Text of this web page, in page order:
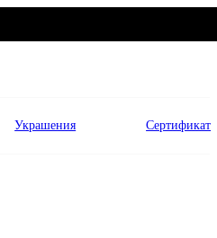
Украшения Сертификат